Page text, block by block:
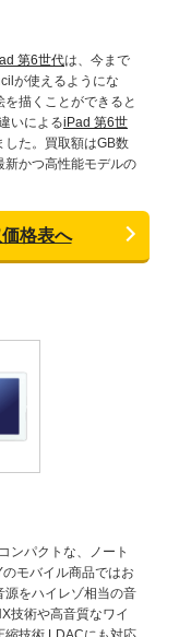
第6世代は、今まで
が使えるようにな
描くことができると
いによるiPad 第6世
した。買取額はGB数
新かつ高性能モデルの
格表へ
ンパクトな、ノート
モバイル商品ではお
源をハイレゾ相当の音
技術や高音質なワイ